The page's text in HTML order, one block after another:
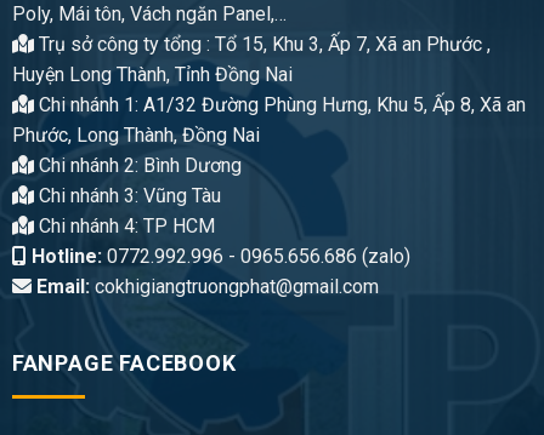
Poly, Mái tôn, Vách ngăn Panel,…
Trụ sở công ty tổng : Tổ 15, Khu 3, Ấp 7, Xã an Phước ,
Huyện Long Thành, Tỉnh Đồng Nai
Chi nhánh 1: A1/32 Đường Phùng Hưng, Khu 5, Ấp 8, Xã an
Phước, Long Thành, Đồng Nai
Chi nhánh 2: Bình Dương
Chi nhánh 3: Vũng Tàu
Chi nhánh 4: TP HCM
Hotline:0772.992.996 - 0965.656.686 (zalo)
Email:cokhigiangtruongphat@gmail.com
FANPAGE FACEBOOK